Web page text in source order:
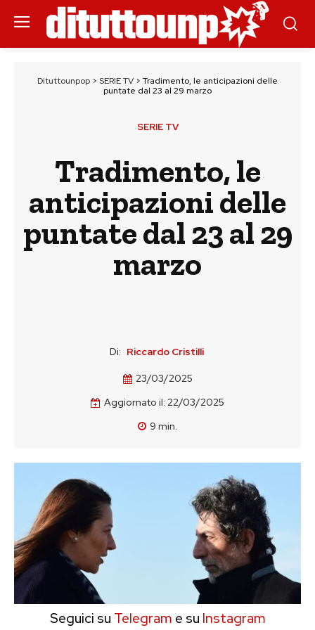
Dituttounpop > SERIE TV > Tradimento, le anticipazioni delle
puntate dal 23 al 29 marzo
SERIE TV
Tradimento, le
anticipazioni delle
puntate dal 23 al 29
marzo
Di: Riccardo Cristilli
23/03/2025
Aggiornato il: 22/03/2025
9 min.
Seguici su Telegram e su Instagram